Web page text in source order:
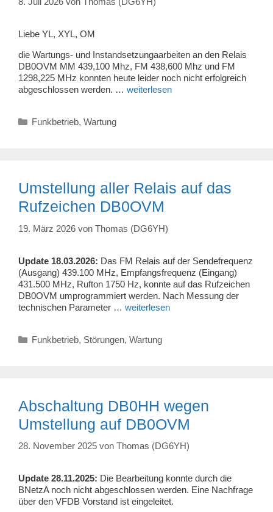
Liebe YL, XYL, OM
die Wartungs- und Instandsetzungaarbeiten an den Relais
DB0OVM MM 439,100 Mhz, FM 438,600 Mhz und FM
1298,225 MHz konnten heute leider noch nicht erfolgreich
abgeschlossen werden. … weiterlesen
Kategorien
Funkbetrieb, Wartung
Umstellung aller Relais auf das
Rufzeichen DB0OVM
19. März 2026 von Thomas (DG6YH)
Update 18.03.2026: Das FM Relais auf der Sendefrequenz
(Ausgang) 439.100 MHz, Empfangsfrequenz (Eingang)
431.500 MHz, Rufton 1750 Hz, konnte auf das Rufzeichen
DB0OVM umprogrammiert werden. Nach Messung der
technischen Parameter … weiterlesen
Kategorien
Funkbetrieb, Störungen, Wartung
Abschaltung DB0HH wegen
Umstellung auf DB0OVM
28. November 2025 von Thomas (DG6YH)
Update 28.11.2025: Die Bearbeitung konnte durch die
BNetzA noch nicht abgeschlossen werden. Eine Nachfrage
über den VFDB Vorstand ist eingeleitet.